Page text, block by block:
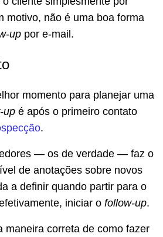
motivo, não é uma boa forma
up por e-mail.
momento para planejar uma
up é após o primeiro contato
.
— os de verdade — faz o
de anotações sobre novos
a definir quando partir para o
iniciar o follow-up.
maneira correta de como fazer